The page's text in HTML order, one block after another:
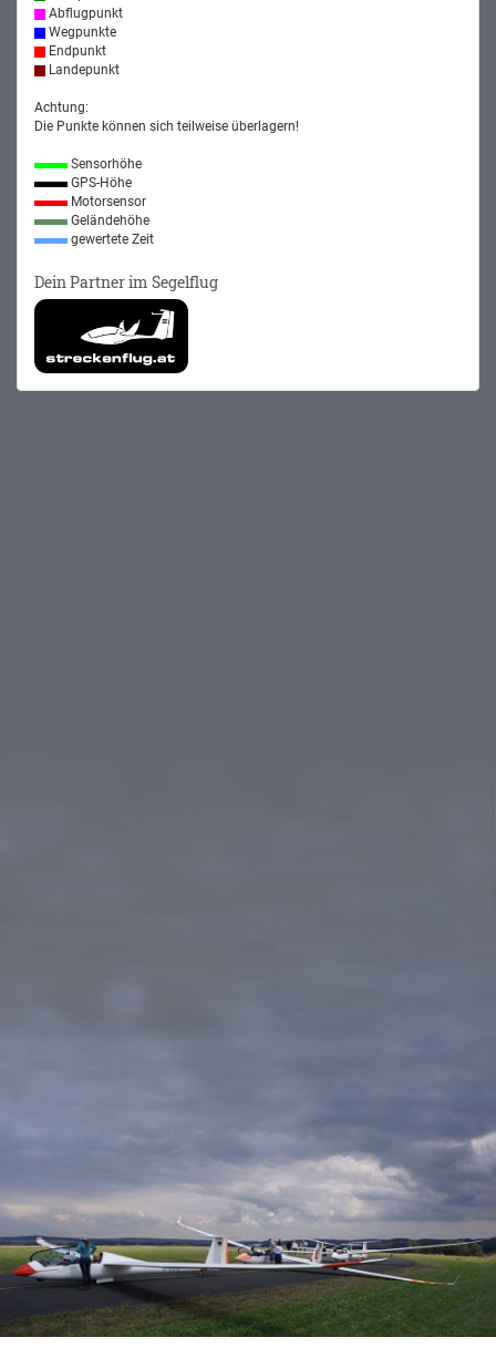
Abflugpunkt
Wegpunkte
Endpunkt
Landepunkt
Achtung:
Die Punkte können sich teilweise überlagern!
Sensorhöhe
GPS-Höhe
Motorsensor
Geländehöhe
gewertete Zeit
Dein Partner im Segelflug